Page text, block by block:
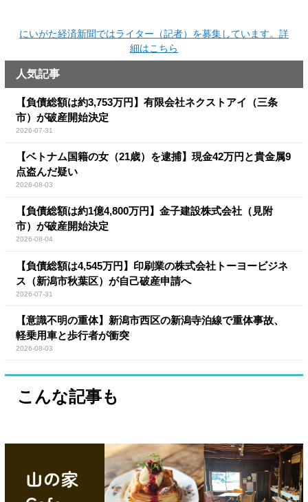
にいがた経済新聞ではライター（記者）を募集しています。詳
細はこちら
人気記事
【負債総額は約3,753万円】有限会社ネクストアイ（三条
市）が破産開始決定
2026-07-31
【ベトナム国籍の女（21歳）を逮捕】現金42万円と貴金属9
点盗んだ疑い
2026-08-03
【負債総額は約1億4,800万円】金子建設株式会社（見附
市）が破産開始決定
2026-08-04
【負債総額は4,545万円】印刷業の株式会社トーヨービジネ
ス（新潟市秋葉区）が自己破産申請へ
2026-07-31
【意識不明の重体】新潟市西区の新潟寺泊線で重体事故、
軽乗用車と歩行者が衝突
2026-08-03
こんな記事も